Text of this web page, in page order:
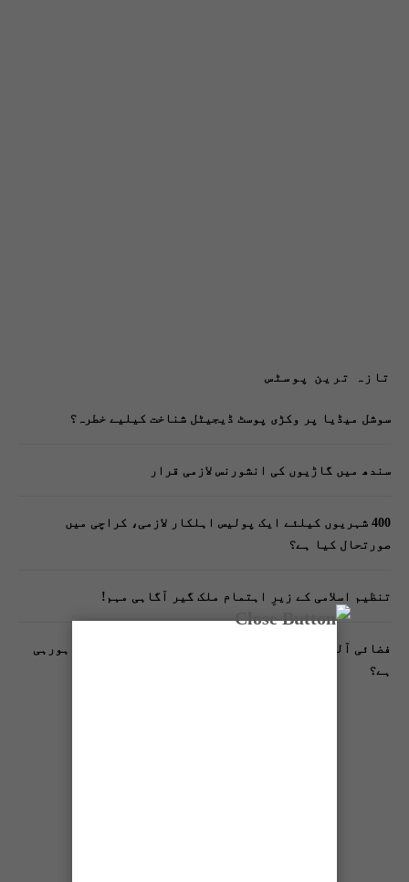
تازہ ترین پوسٹس
سوشل میڈیا پر وکڑی پوسٹ ڈیجیٹل شناخت کیلیے خطرہ؟
سندھ میں گاڑیوں کی انشورنس لازمی قرار
400 شہریوں کیلئے ایک پولیس اہلکار لازمی، کراچی میں
صورتحال کیا ہے؟
تنظیم اسلامی کے زیرِ اہتمام ملک گیر آگاہی مہم!
فضائی آلودگی انسانی دماغ کیلیے کیسے خطرناک ثابت ہورہی
ہے؟